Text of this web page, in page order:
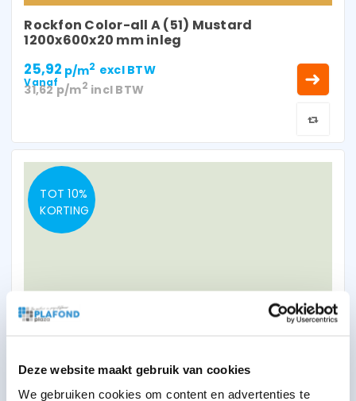
Deze website maakt gebruik van cookies
We gebruiken cookies om content en advertenties te
Rockfon Color-all A (51) Mustard
1200x600x20 mm inleg
Vanaf
25,92 p/m2 excl BTW
31,62p/m2 incl BTW
TOT 10%
KORTING
mm inleg
2